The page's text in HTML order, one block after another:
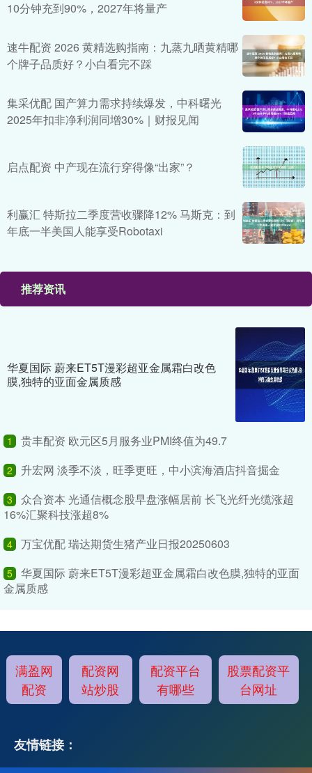
10分钟充到90%，2027年将量产
速牛配资 2026 黄精选购指南：九蒸九晒黄精哪
个牌子品质好？小白看完不踩
集采优配 国产算力需求持续爆发，中科曙光
2025年扣非净利润同增30%｜财报见闻
启点配资 中产现在流行穿得像“出家”？
利赢汇 特斯拉二季度营收骤降12% 马斯克：到
年底一半美国人能享受Robotaxi
推荐资讯
华夏国际 蔚来ET5T漫彩超亚金属霜白改色
膜,独特的亚面金属质感
1 贵丰配资 欧元区5月服务业PMI终值为49.7
2 升宏网 淡季不淡，旺季更旺，中小滨海酒店抖音掘金
3
众合资本 光通信概念股早盘涨幅居前 长飞光纤光缆涨超
16%汇聚科技涨超8%
4 万宝优配 瑞达期货生猪产业日报20250603
5 华夏国际 蔚来ET5T漫彩超亚金属霜白改色膜,独特的亚面
金属质感
满盈网
配资
配资网
站炒股
配资平台
有哪些
股票配资平
台网址
友情链接：